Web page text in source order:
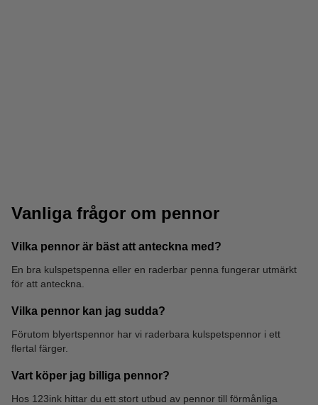
Vanliga frågor om pennor
Vilka pennor är bäst att anteckna med?
En bra kulspetspenna eller en raderbar penna fungerar utmärkt
för att anteckna.
Vilka pennor kan jag sudda?
Förutom blyertspennor har vi raderbara kulspetspennor i ett
flertal färger.
Vart köper jag billiga pennor?
Hos 123ink hittar du ett stort utbud av pennor till förmånliga